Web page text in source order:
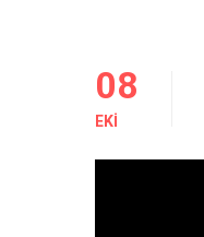
08
EKI